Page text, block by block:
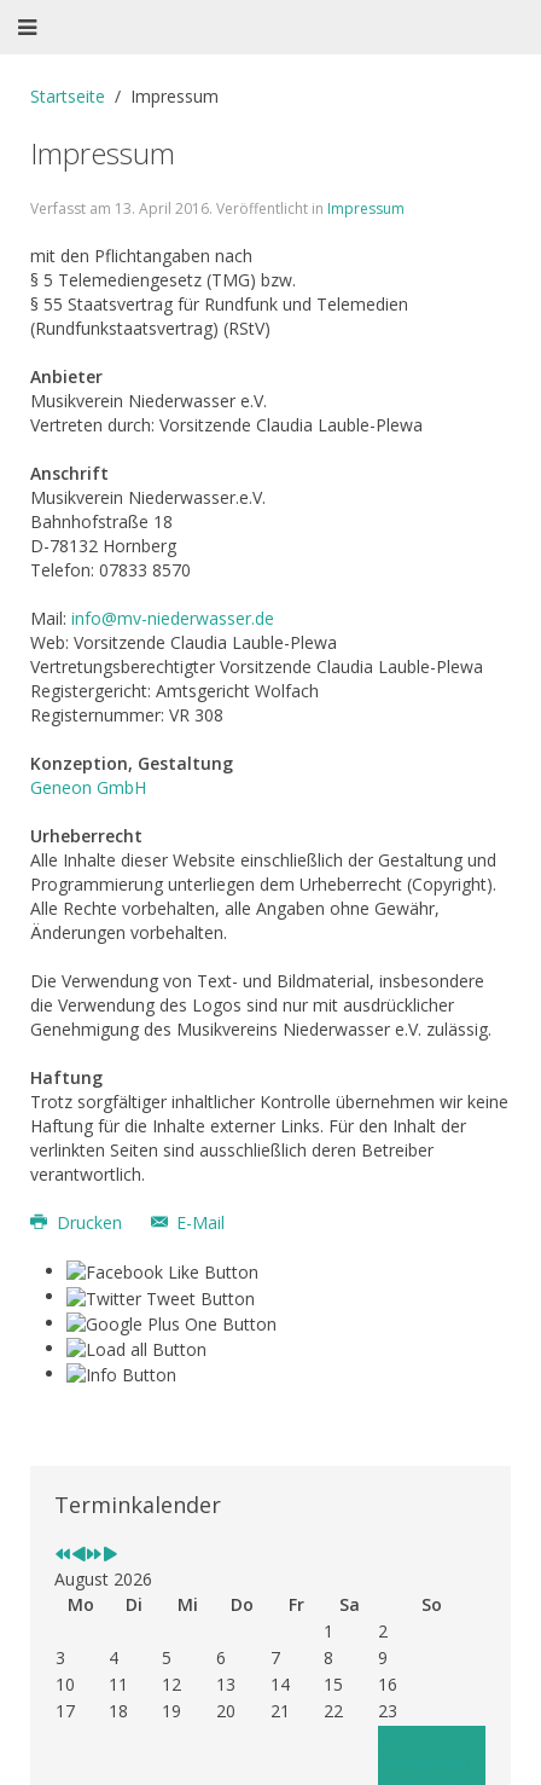
Startseite Impressum
Impressum
Verfasst am 13. April 2016. Veröffentlicht in Impressum
mit den Pflichtangaben nach
§ 5 Telemediengesetz (TMG) bzw.
§ 55 Staatsvertrag für Rundfunk und Telemedien
(Rundfunkstaatsvertrag) (RStV)
Anbieter
Musikverein Niederwasser e.V.
Vertreten durch: Vorsitzende Claudia Lauble-Plewa
Anschrift
Musikverein Niederwasser.e.V.
Bahnhofstraße 18
D-78132 Hornberg
Telefon: 07833 8570
Mail: info@mv-niederwasser.de
Web: Vorsitzende Claudia Lauble-Plewa
Vertretungsberechtigter Vorsitzende Claudia Lauble-Plewa
Registergericht: Amtsgericht Wolfach
Registernummer: VR 308
Konzeption, Gestaltung
Geneon GmbH
Urheberrecht
Alle Inhalte dieser Website einschließlich der Gestaltung und
Programmierung unterliegen dem Urheberrecht (Copyright).
Alle Rechte vorbehalten, alle Angaben ohne Gewähr,
Änderungen vorbehalten.
Die Verwendung von Text- und Bildmaterial, insbesondere
die Verwendung des Logos sind nur mit ausdrücklicher
Genehmigung des Musikvereins Niederwasser e.V. zulässig.
Haftung
Trotz sorgfältiger inhaltlicher Kontrolle übernehmen wir keine
Haftung für die Inhalte externer Links. Für den Inhalt der
verlinkten Seiten sind ausschließlich deren Betreiber
verantwortlich.
Drucken E-Mail
Terminkalender
August 2026
Mo
Di Mi Do Fr Sa
So
1
2
3
4 5 6 7 8
9
10
11 12 13 14 15
16
17
18 19 20 21 22 23